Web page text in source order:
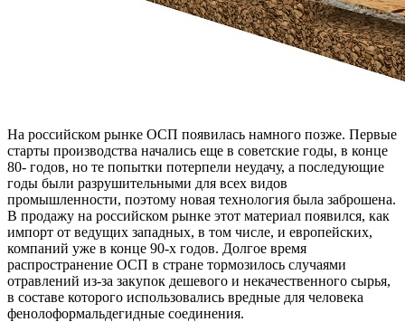
На российском рынке ОСП появилась намного позже. Первые
старты производства начались еще в советские годы, в конце
80- годов, но те попытки потерпели неудачу, а последующие
годы были разрушительными для всех видов
промышленности, поэтому новая технология была заброшена.
В продажу на российском рынке этот материал появился, как
импорт от ведущих западных, в том числе, и европейских,
компаний уже в конце 90-х годов. Долгое время
распространение ОСП в стране тормозилось случаями
отравлений из-за закупок дешевого и некачественного сырья,
в составе которого использовались вредные для человека
фенолоформальдегидные соединения.